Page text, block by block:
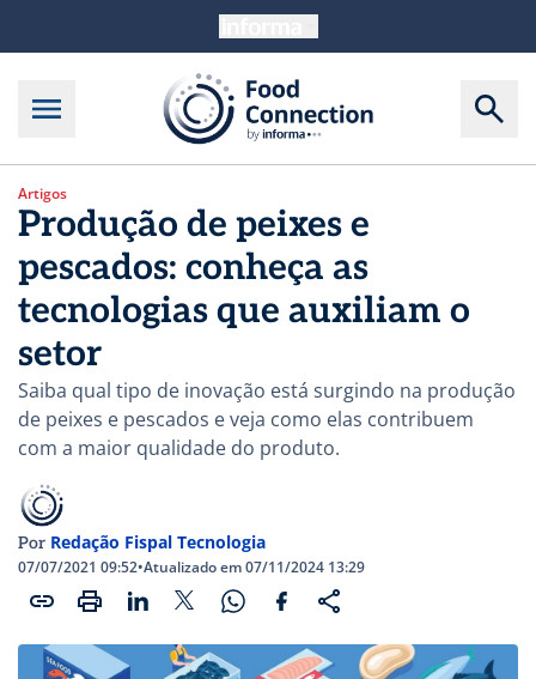
Artigos
Produção de peixes e
pescados: conheça as
tecnologias que auxiliam o
setor
Saiba qual tipo de inovação está surgindo na produção
de peixes e pescados e veja como elas contribuem
com a maior qualidade do produto.
Por Redação Fispal Tecnologia
07/07/2021 09:52•Atualizado em 07/11/2024 13:29